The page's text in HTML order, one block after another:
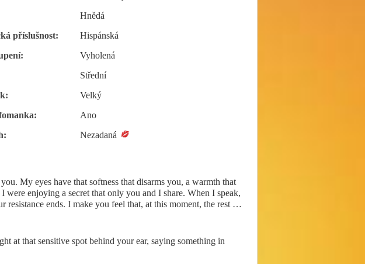
Hnědá
příslušnost:
Hispánská
Vyholená
Střední
Velký
Ano
Nezadaná
My eyes have that softness that disarms you, a warmth that
enjoying a secret that only you and I share. When I speak,
ends. I make you feel that, at this moment, the rest of
at that sensitive spot behind your ear, saying something in